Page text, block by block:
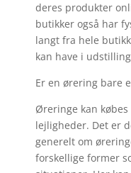
deres produkter
butikker også har
langt fra hele
kan have i
Er en ørering bare
Øreringe kan
lejligheder. Det er
generelt om
forskellige former